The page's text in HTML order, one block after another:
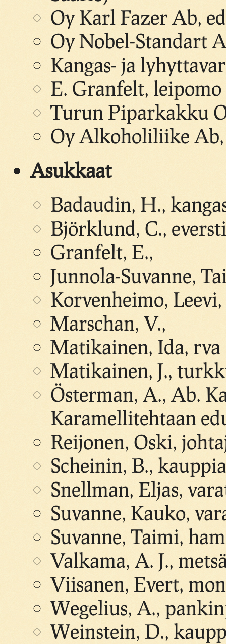
Oy Karl Fazer Ab,
Oy Nobel-Standart
Kangas- ja
E. Granfelt, leipomo
Turun Piparkakku
Oy Alkoholiliike Ab,
Asukkaat
Badaudin, H.,
Björklund, C.,
Granfelt, E.,
Junnola-Suvanne,
Korvenheimo,
Marschan, V.,
Matikainen, Ida, rva
Matikainen, J.,
Österman, A., Ab.
Karamellitehtaan
Reijonen, Oski,
Scheinin, B.,
Snellman, Eljas,
Suvanne, Kauko,
Suvanne, Taimi,
Valkama, A. J.,
Viisanen, Evert,
Wegelius, A.,
Weinstein, D.,